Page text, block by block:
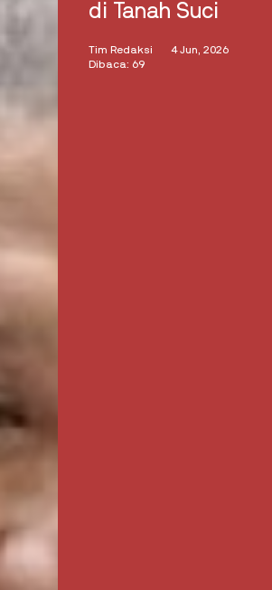
di Tanah Suci
Tim Redaksi
4 Jun, 2026
Dibaca: 69